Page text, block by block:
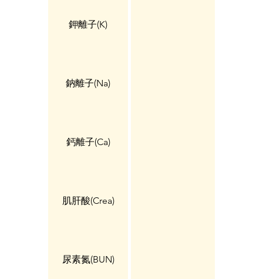
鉀離子(K)
鈉離子(Na)
鈣離子(Ca)
肌肝酸(Crea)
尿素氮(BUN)